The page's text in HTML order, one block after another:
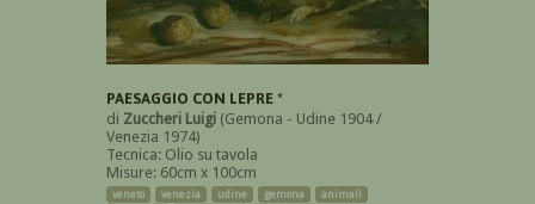
PAESAGGIO CON LEPRE *
di Zuccheri Luigi (Gemona - Udine 1904 /
Venezia 1974)
Tecnica: Olio su tavola
Misure: 60cm x 100cm
veneto venezia udine gemona
animali